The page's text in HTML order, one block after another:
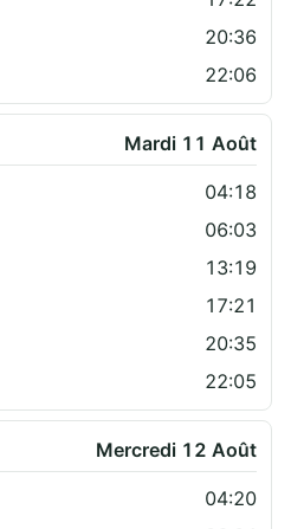
20:36
22:06
Mardi 11 Août
04:18
06:03
13:19
17:21
20:35
22:05
Mercredi 12 Août
04:20